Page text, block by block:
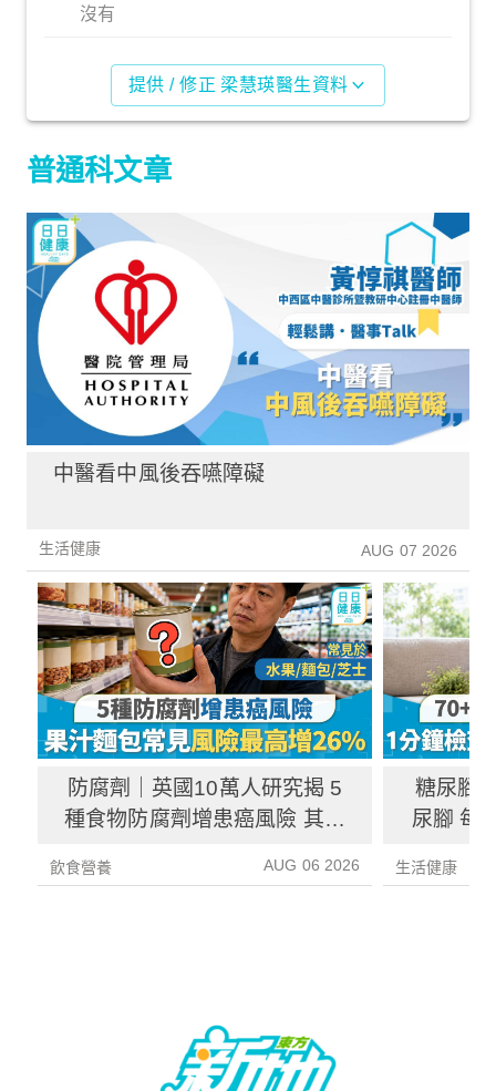
沒有
提供 / 修正 梁慧瑛醫生資料
普通科文章
中醫看中風後吞嚥障礙
生活健康 AUG 07 2026
防腐劑｜英國10萬人研究揭 5
種食物防腐劑增患癌風險 其中
飲食營養 AUG 06 2026
糖尿腳
尿腳 每
生活健康